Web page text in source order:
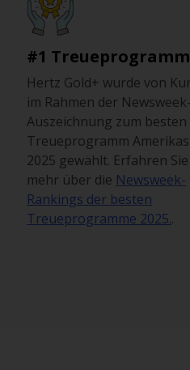
#1 Treueprogramm
Hertz Gold+ wurde von
im Rahmen der
Auszeichnung zum besten
Treueprogramm Amerikas
2025 gewählt. Erfahren Sie
mehr über die Newsweek-
Rankings der besten
Treueprogramme 2025..